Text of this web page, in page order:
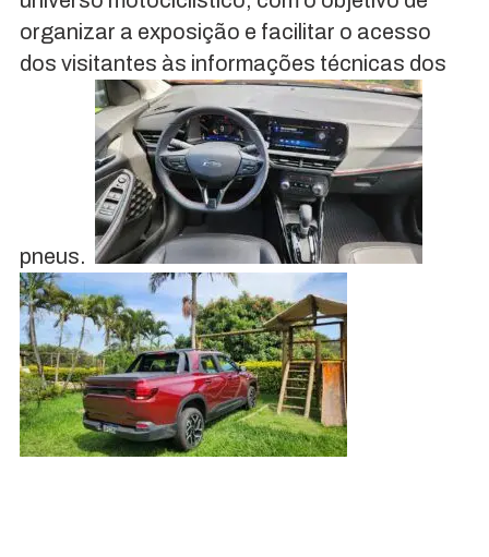
organizar a exposição e facilitar o acesso
dos visitantes às informações técnicas dos
pneus.